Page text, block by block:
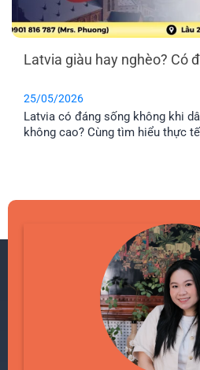
Latvia giàu hay nghèo? Có
25/05/2026
Latvia có đáng sống không khi
không cao? Cùng tìm hiểu thực